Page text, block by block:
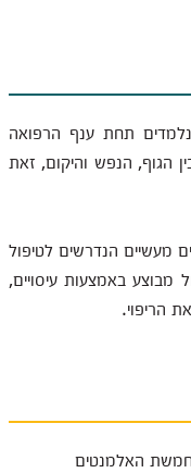
נלמדים תחת ענף הרפואה
הגוף, הנפש והיקום, זאת
מעשיים הנדרשים לטיפול
באמצעות עיסויים,
הריפוי.
האלמנטים